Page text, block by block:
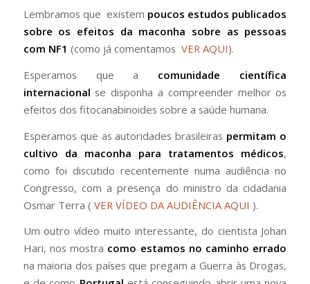
Lembramos que existem poucos estudos publicados
sobre os efeitos da maconha sobre as pessoas
com NF1 (como já comentamos VER AQUI).
Esperamos que a comunidade científica
internacional se disponha a compreender melhor os
efeitos dos fitocanabinoides sobre a saúde humana.
Esperamos que as autoridades brasileiras permitam o
cultivo da maconha para tratamentos médicos,
como foi discutido recentemente numa audiência no
Congresso, com a presença do ministro da cidadania
Osmar Terra ( VER VÍDEO DA AUDIÊNCIA AQUI ).
Um outro vídeo muito interessante, do cientista Johan
Hari, nos mostra como estamos no caminho errado
na maioria dos países que pregam a Guerra às Drogas,